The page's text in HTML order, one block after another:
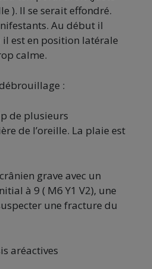
). Il se serait effondré.
Au début il
est en position latérale
calme.
:
de plusieurs
de l’oreille. La plaie est
grave avec un
à 9 ( M6 Y1 V2), une
une fracture du
aréactives